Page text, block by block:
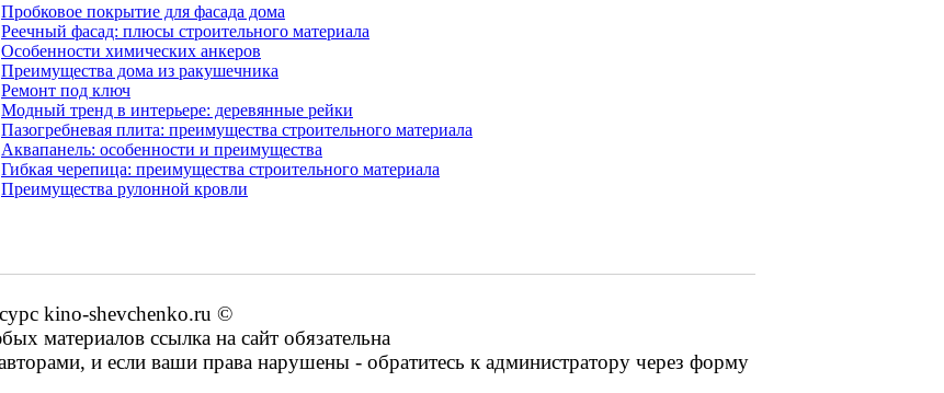
Пробковое покрытие для фасада дома
Реечный фасад: плюсы строительного материала
Особенности химических анкеров
Преимущества дома из ракушечника
Ремонт под ключ
Модный тренд в интерьере: деревянные рейки
Пазогребневая плита: преимущества строительного материала
Аквапанель: особенности и преимущества
Гибкая черепица: преимущества строительного материала
Преимущества рулонной кровли
kino-shevchenko.ru ©
материалов ссылка на сайт обязательна
и если ваши права нарушены - обратитесь к администратору через форму